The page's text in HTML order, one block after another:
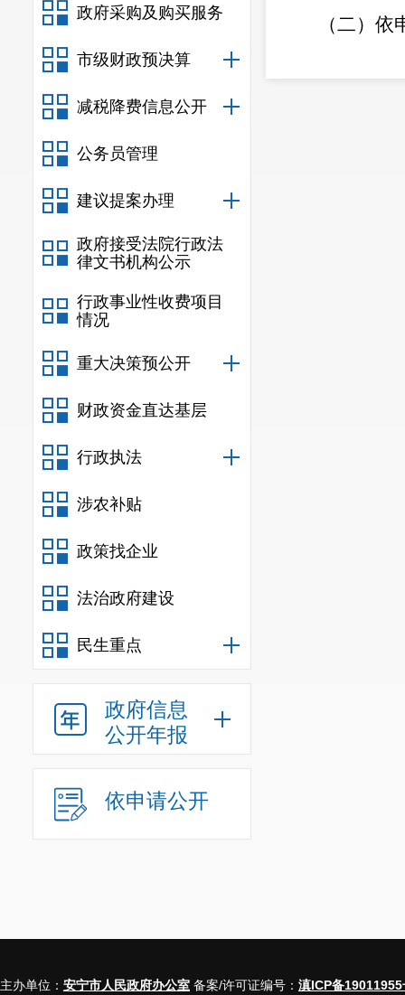
政府采购及购买服务
市级财政预决算
减税降费信息公开
公务员管理
建议提案办理
政府接受法院行政法
律文书机构公示
行政事业性收费项目
情况
重大决策预公开
财政资金直达基层
行政执法
涉农补贴
政策找企业
法治政府建设
民生重点
政府信息
公开年报
依申请公开
（二）
信息
主办单位： 安宁市人民政府办公室 备案/许可证编号： 滇ICP备